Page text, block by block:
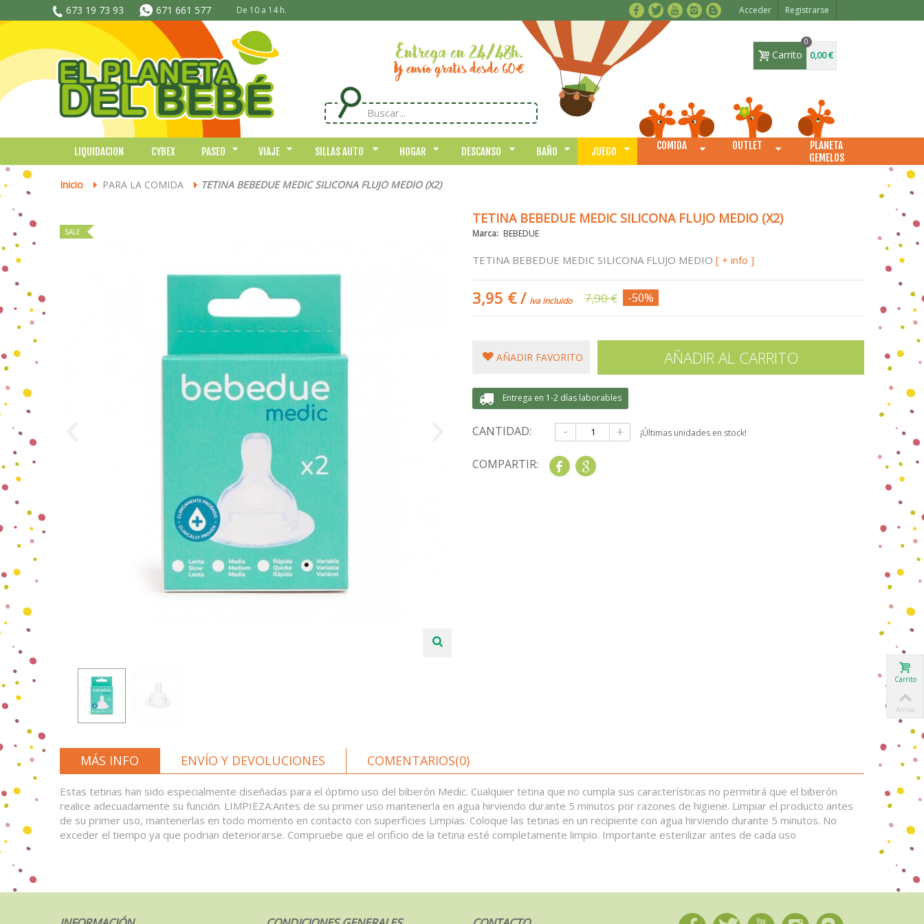
673 19 73 93 671 661 577 De 10 a 14 h. Acceder Registrarse
Carrito
0
0,00 €
LIQUIDACION CYBEX PASEO VIAJE SILLAS AUTO HOGAR DESCANSO BAÑO JUEGO COMIDA OUTLET
PLANETA
GEMELOS
Inicio > PARA LA COMIDA > TETINA BEBEDUE MEDIC SILICONA FLUJO MEDIO (X2)
SALE
TETINA BEBEDUE MEDIC SILICONA FLUJO MEDIO (X2)
Marca: BEBEDUE
TETINA BEBEDUE MEDIC SILICONA FLUJO MEDIO [ + info ]
3,95 €/ iva incluido 7,90 € -50%
AÑADIR FAVORITO AÑADIR AL CARRITO
Entrega en 1-2 días laborables
CANTIDAD: - + ¡Últimas unidades en stock!
COMPARTIR: Share
MÁS INFO ENVÍO Y DEVOLUCIONES COMENTARIOS(0)
Estas tetinas han sido especialmente diseñadas para el óptimo uso del biberón Medic. Cualquier tetina que no cumpla sus características no permitirá que el biberón
realice adecuadamente su función. LIMPIEZA:Antes de su primer uso mantenerla en agua hirviendo durante 5 minutos por razones de higiene. Limpiar el producto antes
de su primer uso, mantenerlas en todo momento en contacto con superficies Limpias. Coloque las tetinas en un recipiente con agua hirviendo durante 5 minutos. No
exceder el tiempo ya que podrian deteriorarse. Compruebe que el orificio de la tetina esté completamente limpio. Importante esterilizar antes de cada uso
Carrito
Arriba